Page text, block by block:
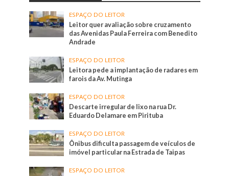
ESPAÇO DO LEITOR
Leitor quer avaliação sobre cruzamento
das Avenidas Paula Ferreira com Benedito
Andrade
ESPAÇO DO LEITOR
Leitora pede a implantação de radares em
farois da Av. Mutinga
ESPAÇO DO LEITOR
Descarte irregular de lixo na rua Dr.
Eduardo Delamare em Pirituba
ESPAÇO DO LEITOR
Ônibus dificulta passagem de veículos de
imóvel particular na Estrada de Taipas
ESPAÇO DO LEITOR